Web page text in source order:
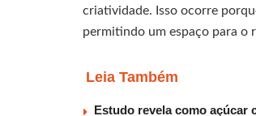
criatividade. Isso ocorre
permitindo um espaço para o
Leia Também
Estudo revela como açúcar